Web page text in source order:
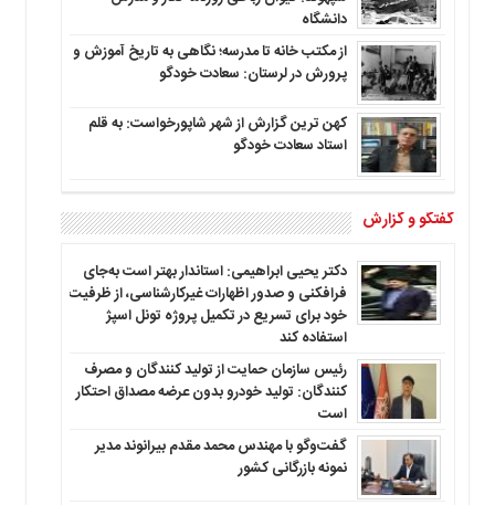
دانشگاه
از مکتب خانه تا مدرسه؛ نگاهی به تاریخ آموزش و
پرورش در لرستان: سعادت خودگو
کهن ترین گزارش از شهر شاپورخواست: به قلم
استاد سعادت خودگو
گفتگو و گزارش
دکتر یحیی ابراهیمی: استاندار بهتر است به‌جای
فرافکنی و صدور اظهارات غیرکارشناسی، از ظرفیت
خود برای تسریع در تکمیل پروژه تونل اسپژ
استفاده کند
رئیس سازمان حمایت از تولید کنندگان و مصرف
کنندگان: تولید خودرو بدون عرضه مصداق احتکار
است
گفت‌وگو با مهندس محمد مقدم بیرانوند مدیر
نمونه بازرگانی کشور